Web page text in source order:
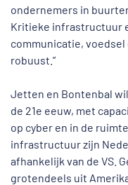
ondernemers in
Kritieke infrastructuur
communicatie,
robuust.”
Jetten en Bontenbal
de 21e eeuw, met
op cyber en in de
infrastructuur zijn
afhankelijk van de VS.
grotendeels uit